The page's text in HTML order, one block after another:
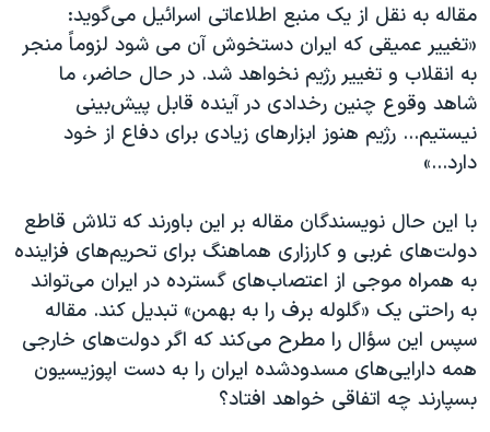
مقاله به نقل از یک منبع اطلاعاتی اسرائیل می‌گوید:
«تغییر عمیقی که ایران دستخوش آن می شود لزوماً منجر
به انقلاب و تغییر رژیم نخواهد شد. در حال حاضر، ما
شاهد وقوع چنین رخدادی در آینده قابل پیش‌بینی
نیستیم... رژیم هنوز ابزارهای زیادی برای دفاع از خود
دارد...»
با این حال نویسندگان مقاله بر این باورند که تلاش قاطع
دولت‌های غربی و کارزاری هماهنگ برای تحریم‌های فزاینده
به همراه موجی از اعتصاب‌های گسترده در ایران می‌تواند
به راحتی یک «گلوله برف را به بهمن» تبدیل کند. مقاله
سپس این سؤال را مطرح می‌کند که اگر دولت‌های خارجی
همه دارایی‌های مسدودشده ایران را به دست اپوزیسیون
بسپارند چه اتفاقی خواهد افتاد؟